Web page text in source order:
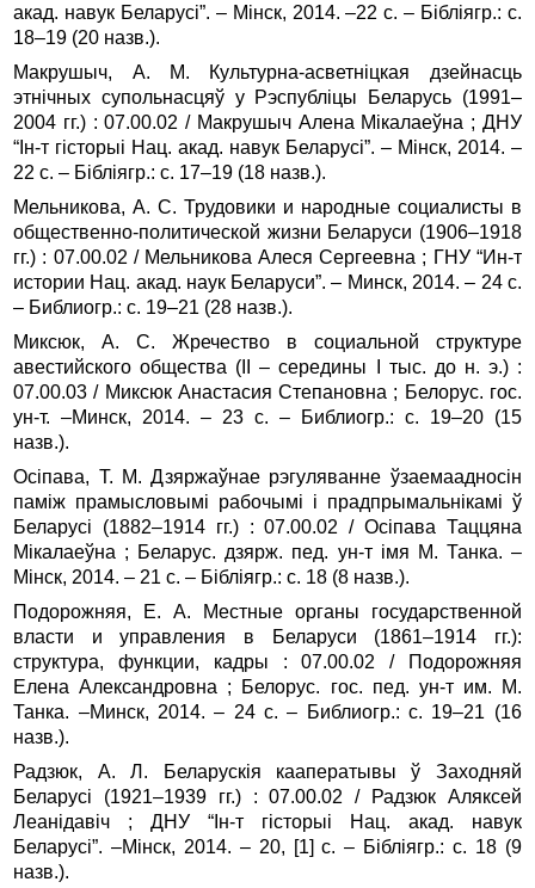
акад. навук Беларусі”. – Мінск, 2014. –22 с. – Бібліягр.: с.
18–19 (20 назв.).
Макрушыч, А. М. Культурна-асветніцкая дзейнасць
этнічных супольнасцяў у Рэспубліцы Беларусь (1991–
2004 гг.) : 07.00.02 / Макрушыч Алена Мікалаеўна ; ДНУ
“Ін‑т гісторыі Нац. акад. навук Беларусі”. – Мінск, 2014. –
22 с. – Бібліягр.: с. 17–19 (18 назв.).
Мельникова, А. С. Трудовики и народные социалисты в
общественно-политической жизни Беларуси (1906–1918
гг.) : 07.00.02 / Мельникова Алеся Сергеевна ; ГНУ “Ин-т
истории Нац. акад. наук Беларуси”. – Минск, 2014. – 24 с.
– Библиогр.: с. 19–21 (28 назв.).
Миксюк, А. С. Жречество в социальной структуре
авестийского общества (II – середины I тыс. до н. э.) :
07.00.03 / Миксюк Анастасия Степановна ; Белорус. гос.
ун‑т. –Минск, 2014. – 23 с. – Библиогр.: с. 19–20 (15
назв.).
Осіпава, Т. М. Дзяржаўнае рэгуляванне ўзаемаадносін
паміж прамысловымі рабочымі і прадпрымальнікамі ў
Беларусі (1882–1914 гг.) : 07.00.02 / Осіпава Таццяна
Мікалаеўна ; Беларус. дзярж. пед. ун‑т імя М. Танка. –
Мінск, 2014. – 21 с. – Бібліягр.: с. 18 (8 назв.).
Подорожняя, Е. А. Местные органы государственной
власти и управления в Беларуси (1861–1914 гг.):
структура, функции, кадры : 07.00.02 / Подорожняя
Елена Александровна ; Белорус. гос. пед. ун‑т им. М.
Танка. –Минск, 2014. – 24 с. – Библиогр.: с. 19–21 (16
назв.).
Радзюк, А. Л. Беларускія кааператывы ў Заходняй
Беларусі (1921–1939 гг.) : 07.00.02 / Радзюк Аляксей
Леанідавіч ; ДНУ “Ін‑т гісторыі Нац. акад. навук
Беларусі”. –Мінск, 2014. – 20, [1] с. – Бібліягр.: с. 18 (9
назв.).